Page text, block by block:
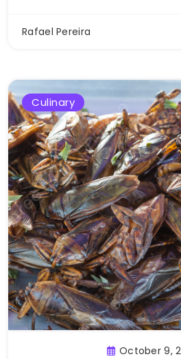
Rafael Pereira
Culinary
October 9,